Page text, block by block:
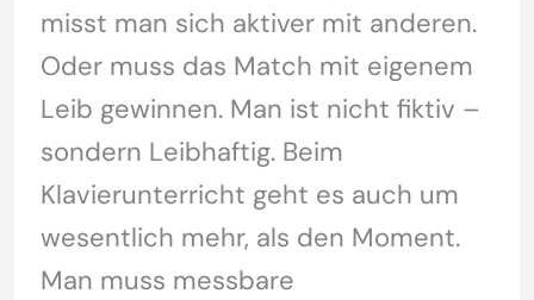
misst man sich aktiver mit anderen.
Oder muss das Match mit eigenem
Leib gewinnen. Man ist nicht fiktiv –
sondern Leibhaftig. Beim
Klavierunterricht geht es auch um
wesentlich mehr, als den Moment.
Man muss messbare